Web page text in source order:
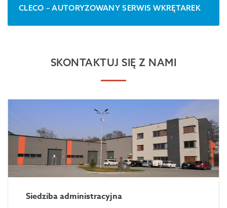
CLECO – AUTORYZOWANY SERWIS WKRĘTAREK
SKONTAKTUJ SIĘ Z NAMI
Siedziba administracyjna